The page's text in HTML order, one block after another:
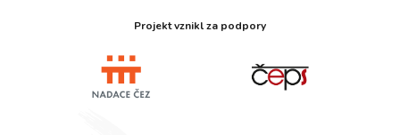
Projekt vznikl za podpory